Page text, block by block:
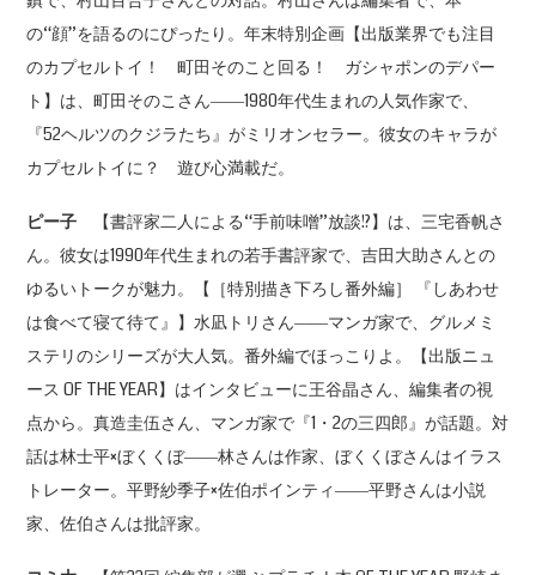
の“顔”を語るのにぴったり。年末特別企画【出版業界でも注目
のカプセルトイ！ 町田そのこと回る！ ガシャポンのデパー
ト】は、町田そのこさん――1980年代生まれの人気作家で、
『52ヘルツのクジラたち』がミリオンセラー。彼女のキャラが
カプセルトイに？ 遊び心満載だ。
ピー子 【書評家二人による“手前味噌”放談!?】は、三宅香帆さ
ん。彼女は1990年代生まれの若手書評家で、吉田大助さんとの
ゆるいトークが魅力。【［特別描き下ろし番外編］ 『しあわせ
は食べて寝て待て』】水凪トリさん――マンガ家で、グルメミ
ステリのシリーズが大人気。番外編でほっこりよ。【出版ニュ
ース OF THE YEAR】はインタビューに王谷晶さん、編集者の視
点から。真造圭伍さん、マンガ家で『1・2の三四郎』が話題。対
話は林士平×ぼくくぼ――林さんは作家、ぼくくぼさんはイラス
トレーター。平野紗季子×佐伯ポインティ――平野さんは小説
家、佐伯さんは批評家。